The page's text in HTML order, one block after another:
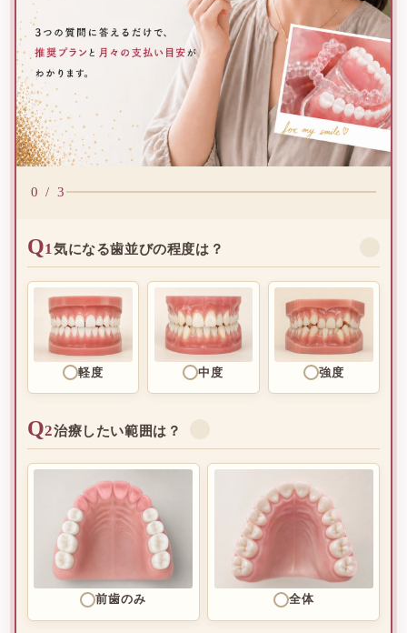
0 / 3
Q1 気になる歯並びの程度は？
軽度 中度 強度
Q2治療したい範囲は？
前歯のみ 全体